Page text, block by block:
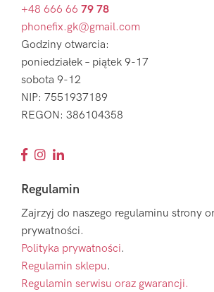
+48 666 66 79 78
phonefix.gk@gmail.com
Godziny otwarcia:
poniedziałek – piątek 9-17
sobota 9-12
NIP: 7551937189
REGON: 386104358
Regulamin
Zajrzyj do naszego regulaminu strony
prywatności.
Polityka prywatności.
Regulamin sklepu.
Regulamin serwisu oraz gwarancji.